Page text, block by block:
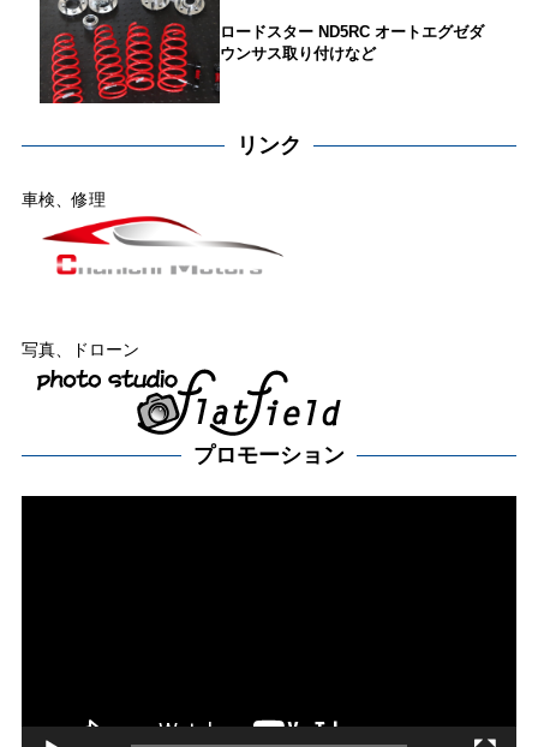
ロードスター ND5RC オートエグゼダ
ウンサス取り付けなど
リンク
車検、修理
写真、ドローン
プロモーション